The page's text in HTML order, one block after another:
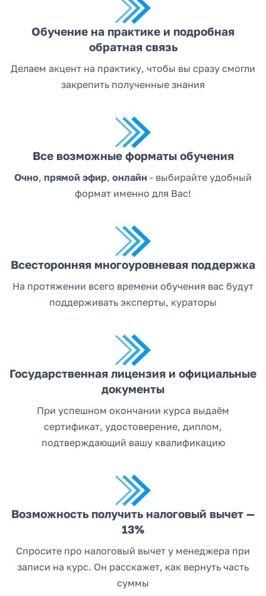
Обучение на практике и подробная
обратная связь
Делаем акцент на практику, чтобы вы сразу смогли
закрепить полученные знания
Все возможные форматы обучения
Очно, прямой эфир, онлайн - выбирайте удобный
формат именно для Вас!
Всесторонняя многоуровневая поддержка
На протяжении всего времени обучения вас будут
поддерживать эксперты, кураторы
Государственная лицензия и официальные
документы
При успешном окончании курса выдаём
сертификат, удостоверение, диплом,
подтверждающий вашу квалификацию
Возможность получить налоговый вычет —
13%
Спросите про налоговый вычет у менеджера при
записи на курс. Он расскажет, как вернуть часть
суммы